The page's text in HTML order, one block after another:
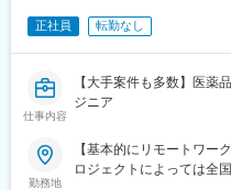
正社員 転勤なし
仕事内容
【大手案件も多数】医薬
ジニア
勤務地
【基本的にリモートワー
ロジェクトによっては全